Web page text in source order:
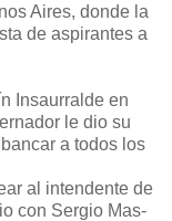
Ai­res, don­de la
de as­pi­ran­tes a
In­sau­rral­de en
le dio su
a to­dos los
al in­ten­den­te de
con Ser­gio Mas­